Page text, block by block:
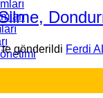
te gönderildi Ferdi